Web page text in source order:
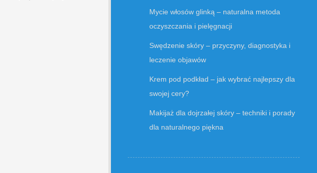
Mycie włosów glinką – naturalna metoda
oczyszczania i pielęgnacji
Swędzenie skóry – przyczyny, diagnostyka i
leczenie objawów
Krem pod podkład – jak wybrać najlepszy dla
swojej cery?
Makijaż dla dojrzałej skóry – techniki i porady
dla naturalnego piękna